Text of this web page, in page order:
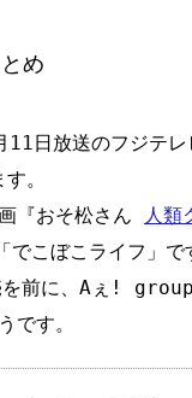
め
11日放送のフジテレ
。
『おそ松さん
人類
でこぼこライフ」で
を前に、Aぇ!
です。